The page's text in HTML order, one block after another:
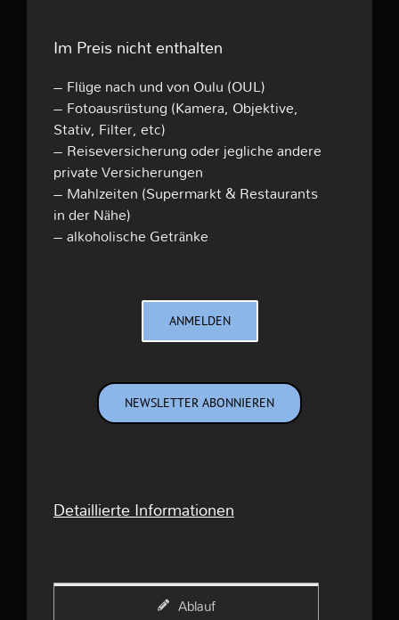
Im Preis nicht enthalten
– Flüge nach und von Oulu (OUL)
– Fotoausrüstung (Kamera, Objektive,
Stativ, Filter, etc)
– Reiseversicherung oder jegliche andere
private Versicherungen
– Mahlzeiten (Supermarkt & Restaurants
in der Nähe)
– alkoholische Getränke
ANMELDEN
NEWSLETTER ABONNIEREN
Detaillierte Informationen
Ablauf